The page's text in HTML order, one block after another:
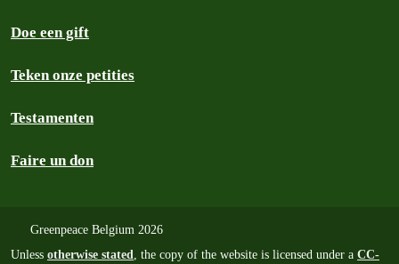
Doe een gift
Teken onze petities
Testamenten
Faire un don
Greenpeace Belgium 2026
Unless otherwise stated, the copy of the website is licensed under a CC-